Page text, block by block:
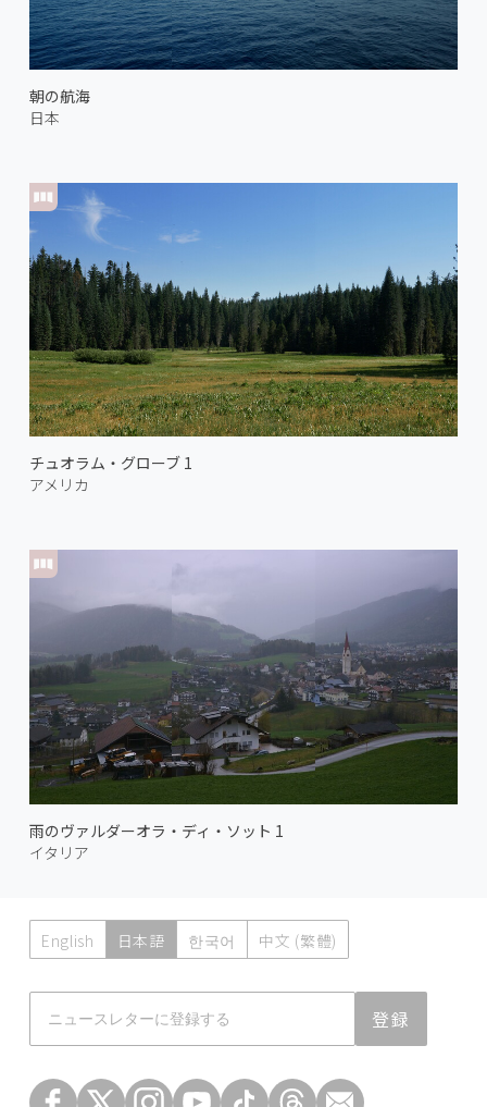
朝の航海
日本
チュオラム・グローブ 1
アメリカ
雨のヴァルダーオラ・ディ・ソット 1
イタリア
English 日本語 한국어 中文 (繁體)
登録